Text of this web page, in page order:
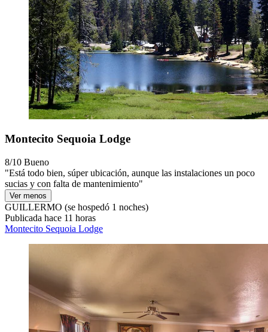
Montecito Sequoia Lodge
8/10 Bueno
"Está todo bien, súper ubicación, aunque las instalaciones un poco
sucias y con falta de mantenimiento"
Ver menos
GUILLERMO (se hospedó 1 noches)
Publicada hace 11 horas
Montecito Sequoia Lodge